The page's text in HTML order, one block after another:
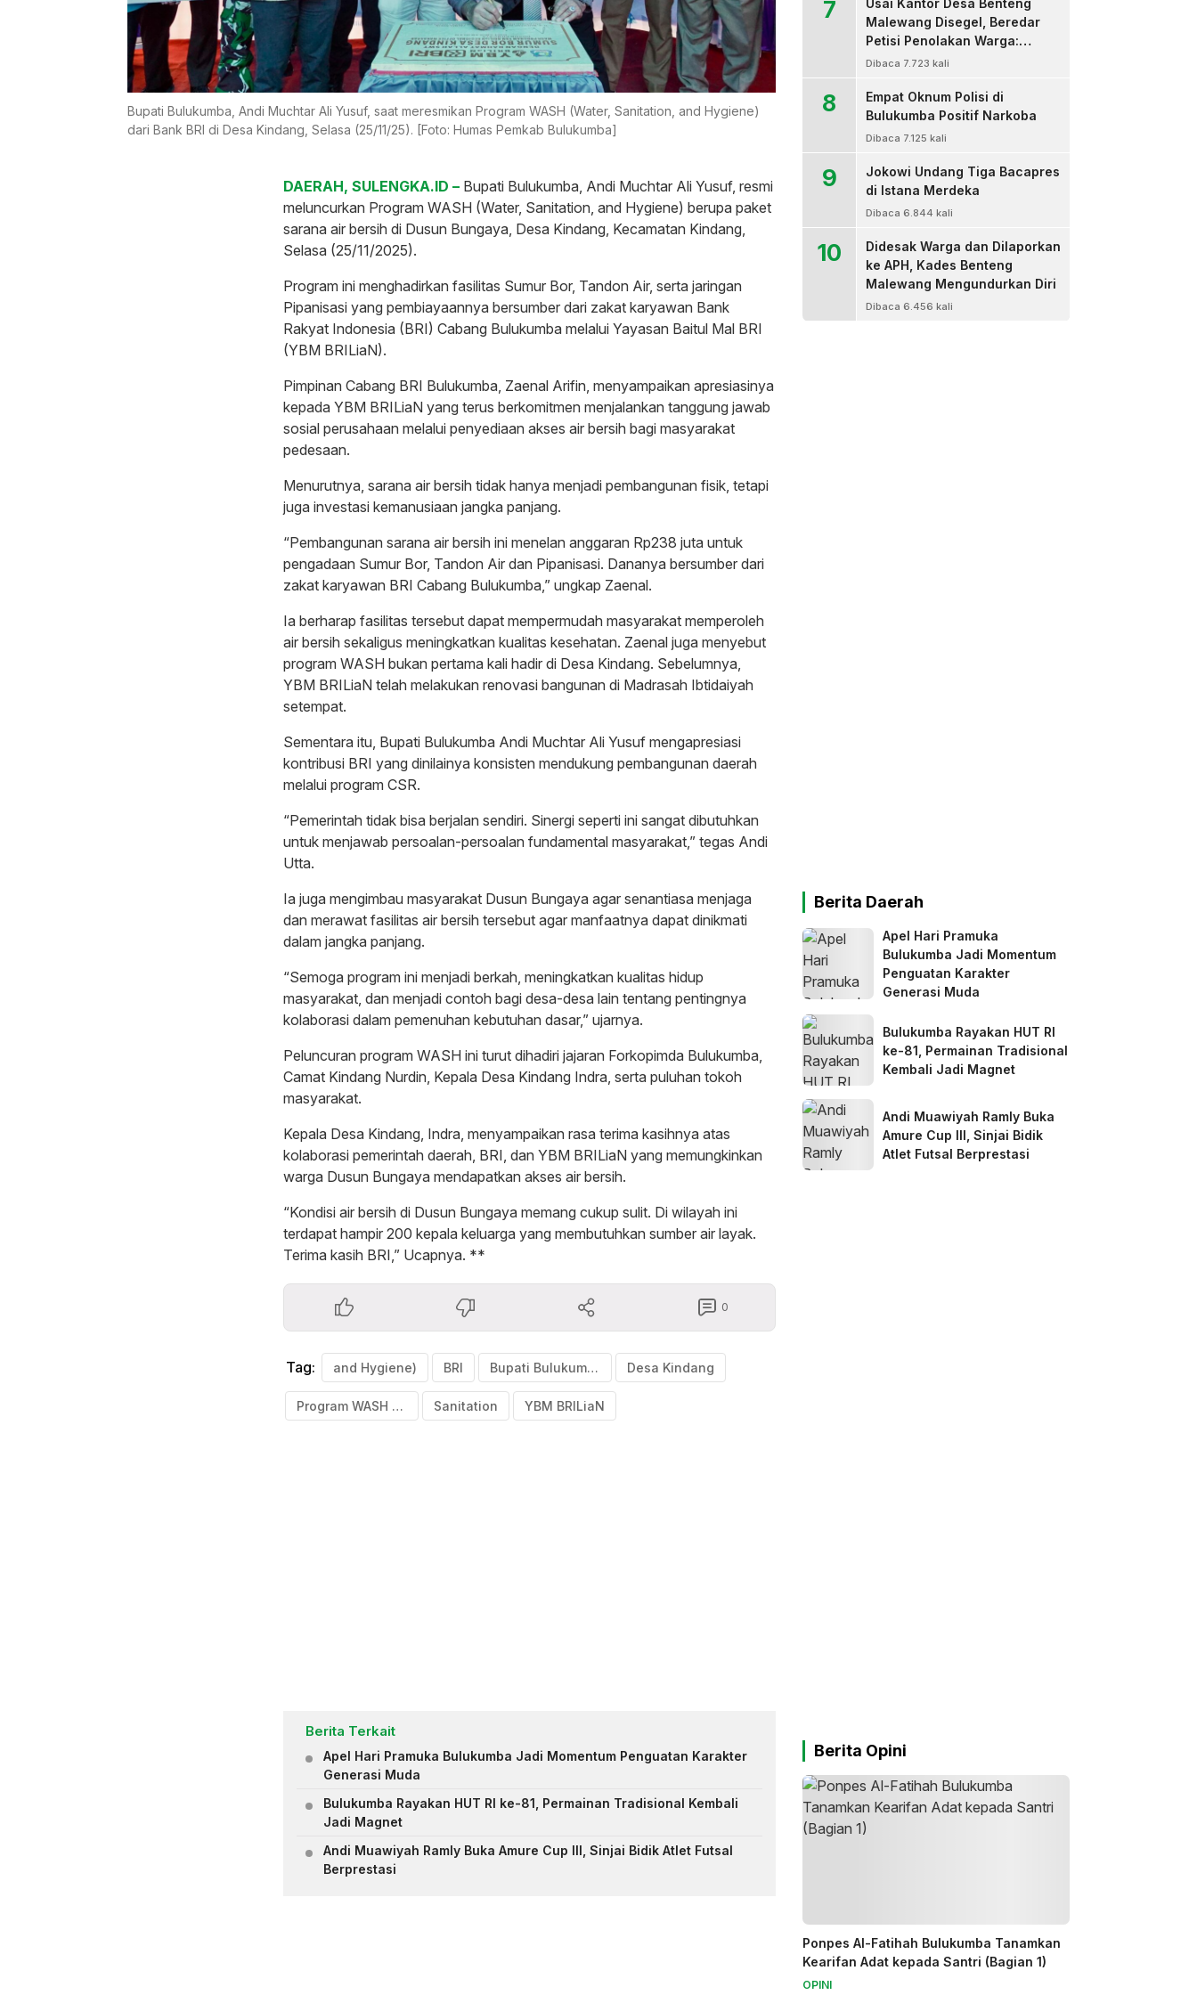
Bupati Bulukumba, Andi Muchtar Ali Yusuf, saat meresmikan Program WASH (Water, Sanitation, and Hygiene)
dari Bank BRI di Desa Kindang, Selasa (25/11/25). [Foto: Humas Pemkab Bulukumba]
DAERAH, SULENGKA.ID – Bupati Bulukumba, Andi Muchtar Ali Yusuf, resmi
meluncurkan Program WASH (Water, Sanitation, and Hygiene) berupa paket
sarana air bersih di Dusun Bungaya, Desa Kindang, Kecamatan Kindang,
Selasa (25/11/2025).
Program ini menghadirkan fasilitas Sumur Bor, Tandon Air, serta jaringan
Pipanisasi yang pembiayaannya bersumber dari zakat karyawan Bank
Rakyat Indonesia (BRI) Cabang Bulukumba melalui Yayasan Baitul Mal BRI
(YBM BRILiaN).
Pimpinan Cabang BRI Bulukumba, Zaenal Arifin, menyampaikan apresiasinya
kepada YBM BRILiaN yang terus berkomitmen menjalankan tanggung jawab
sosial perusahaan melalui penyediaan akses air bersih bagi masyarakat
pedesaan.
Menurutnya, sarana air bersih tidak hanya menjadi pembangunan fisik, tetapi
juga investasi kemanusiaan jangka panjang.
“Pembangunan sarana air bersih ini menelan anggaran Rp238 juta untuk
pengadaan Sumur Bor, Tandon Air dan Pipanisasi. Dananya bersumber dari
zakat karyawan BRI Cabang Bulukumba,” ungkap Zaenal.
Ia berharap fasilitas tersebut dapat mempermudah masyarakat memperoleh
air bersih sekaligus meningkatkan kualitas kesehatan. Zaenal juga menyebut
program WASH bukan pertama kali hadir di Desa Kindang. Sebelumnya,
YBM BRILiaN telah melakukan renovasi bangunan di Madrasah Ibtidaiyah
setempat.
Sementara itu, Bupati Bulukumba Andi Muchtar Ali Yusuf mengapresiasi
kontribusi BRI yang dinilainya konsisten mendukung pembangunan daerah
melalui program CSR.
“Pemerintah tidak bisa berjalan sendiri. Sinergi seperti ini sangat dibutuhkan
untuk menjawab persoalan-persoalan fundamental masyarakat,” tegas Andi
Utta.
Ia juga mengimbau masyarakat Dusun Bungaya agar senantiasa menjaga
dan merawat fasilitas air bersih tersebut agar manfaatnya dapat dinikmati
dalam jangka panjang.
“Semoga program ini menjadi berkah, meningkatkan kualitas hidup
masyarakat, dan menjadi contoh bagi desa-desa lain tentang pentingnya
kolaborasi dalam pemenuhan kebutuhan dasar,” ujarnya.
Peluncuran program WASH ini turut dihadiri jajaran Forkopimda Bulukumba,
Camat Kindang Nurdin, Kepala Desa Kindang Indra, serta puluhan tokoh
masyarakat.
Kepala Desa Kindang, Indra, menyampaikan rasa terima kasihnya atas
kolaborasi pemerintah daerah, BRI, dan YBM BRILiaN yang memungkinkan
warga Dusun Bungaya mendapatkan akses air bersih.
“Kondisi air bersih di Dusun Bungaya memang cukup sulit. Di wilayah ini
terdapat hampir 200 kepala keluarga yang membutuhkan sumber air layak.
Terima kasih BRI,” Ucapnya. **
0
Tag: and Hygiene) BRI Bupati Bulukumba Desa Kindang
Program WASH (Water Sanitation YBM BRILiaN
Berita Terkait
Apel Hari Pramuka Bulukumba Jadi Momentum Penguatan Karakter
Generasi Muda
Bulukumba Rayakan HUT RI ke-81, Permainan Tradisional Kembali
Jadi Magnet
Andi Muawiyah Ramly Buka Amure Cup III, Sinjai Bidik Atlet Futsal
Berprestasi
7
Usai Kantor Desa Benteng
Malewang Disegel, Beredar
Petisi Penolakan Warga:
Sekretaris Hingga BPD Turut
Dibaca 7.723 kali
8
Empat Oknum Polisi di
Bulukumba Positif Narkoba
Dibaca 7.125 kali
9
Jokowi Undang Tiga Bacapres
di Istana Merdeka
Dibaca 6.844 kali
10
Didesak Warga dan Dilaporkan
ke APH, Kades Benteng
Malewang Mengundurkan Diri
Dibaca 6.456 kali
Berita Daerah
Apel Hari Pramuka
Bulukumba Jadi Momentum
Penguatan Karakter
Generasi Muda
Bulukumba Rayakan HUT RI
ke-81, Permainan Tradisional
Kembali Jadi Magnet
Andi Muawiyah Ramly Buka
Amure Cup III, Sinjai Bidik
Atlet Futsal Berprestasi
Berita Opini
Ponpes Al-Fatihah Bulukumba Tanamkan
Kearifan Adat kepada Santri (Bagian 1)
OPINI